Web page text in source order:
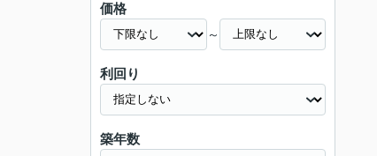
価格
～
利回り
築年数